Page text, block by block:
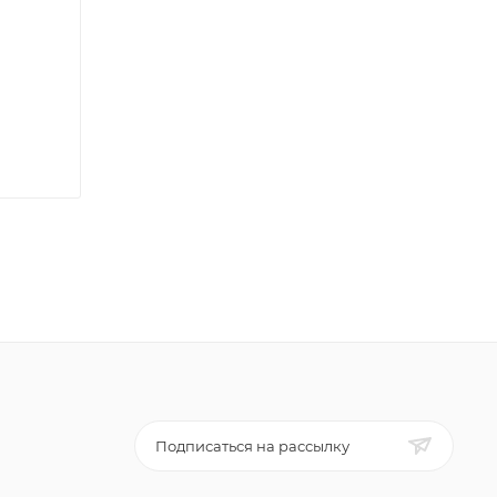
Подписаться на рассылку